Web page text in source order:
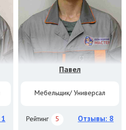
Павел
Мебельщик/ Универсал
Рейтинг 5 Отзывы: 8